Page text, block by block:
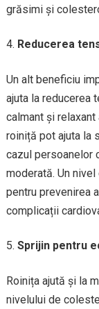
grăsimi și
Reducerea
Un alt beneficiu
ajuta la reducerea
calmant și
roiniță pot ajuta la
cazul persoanelor
moderată. Un
pentru prevenirea
complicații
Sprijin pentru
Roinița ajută și la
nivelului de